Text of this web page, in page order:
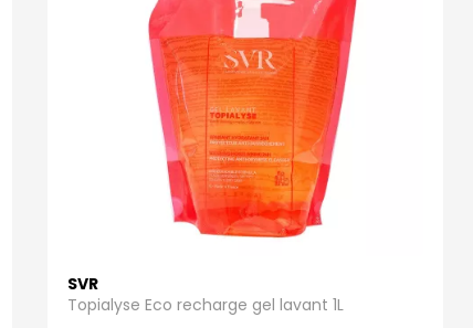
SVR
Topialyse Eco recharge gel lavant 1L